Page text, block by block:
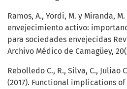
Ramos, A., Yordi, M. y Miranda, M.
envejecimiento activo:
para sociedades envejecidas
Archivo Médico de Camagüey,
Rebolledo C., R., Silva, C., Juliao
(2017). Functional implications